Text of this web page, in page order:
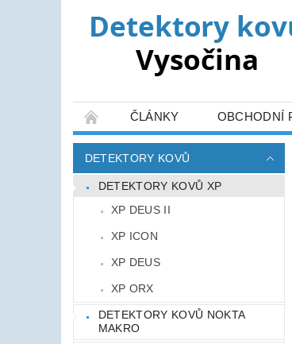
ČLÁNKY OBCHODNÍ
DETEKTORY KOVŮ
DETEKTORY KOVŮ XP
XP DEUS II
XP ICON
XP DEUS
XP ORX
DETEKTORY KOVŮ NOKTA
MAKRO